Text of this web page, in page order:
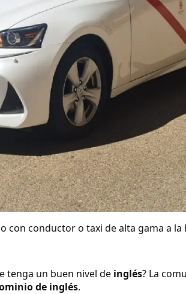
con conductor o taxi de alta gama a la
tenga un buen nivel de inglés? La
de inglés.